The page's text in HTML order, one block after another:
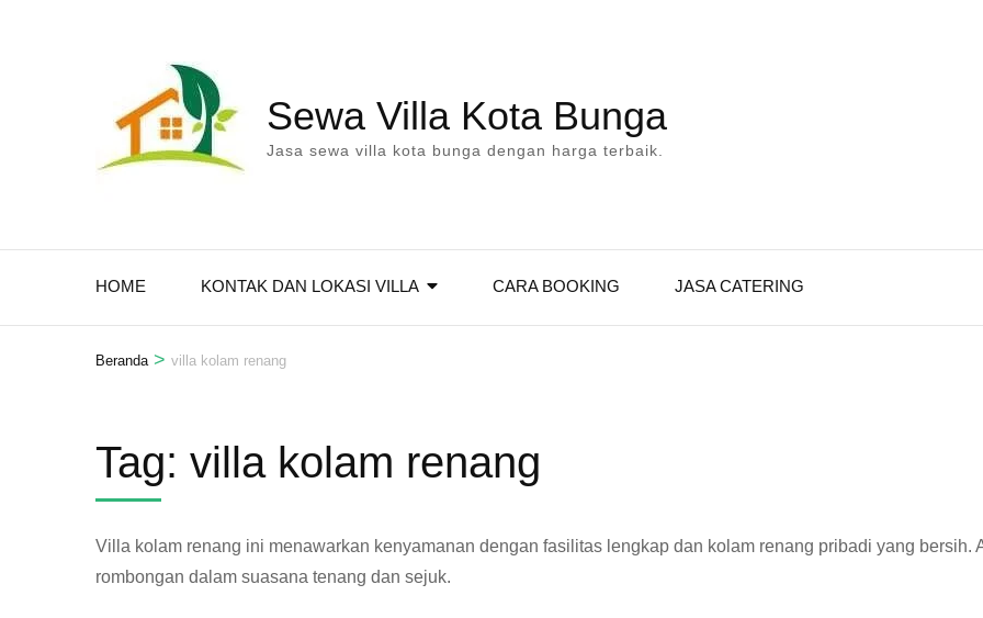
Sewa Villa Kota Bunga
Jasa sewa villa kota bunga dengan harga terbaik.
HOME KONTAK DAN LOKASI VILLA CARA BOOKING JASA CATERING
Beranda > villa kolam renang
Tag: villa kolam renang
Villa kolam renang ini menawarkan kenyamanan dengan fasilitas lengkap dan kolam renang pribadi yang bersih.
rombongan dalam suasana tenang dan sejuk.